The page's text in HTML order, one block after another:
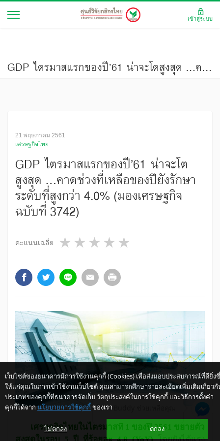
GDP ไตรมาสแรกของปี’61 น่าจะโตสูงสุด ...คาดช่วงที่เหลือของปียังรักษาระดับที่สูงกว่า 4.0% (มองเศรษฐกิจ ฉบับที่ 3742)
21 พฤษภาคม 2561
เศรษฐกิจไทย
GDP ไตรมาสแรกของปี’61 น่าจะโต
สูงสุด ...คาดช่วงที่เหลือของปียังรักษา
ระดับที่สูงกว่า 4.0% (มองเศรษฐกิจ
ฉบับที่ 3742)
คะแนนเฉลี่ย 4 stars
3 stars
2 stars
1 star
​เศรษฐกิจไทยในไตรมาสที่ 1 ของปี 2561 ขยายตัว
เว็บไซต์ของธนาคารมีการใช้งานคุกกี้ (Cookies) เพื่อส่งมอบประสบการณ์ที่ดียิ่ง
ให้แก่คุณในการเข้าใช้งานเว็บไซต์ คุณสามารถศึกษารายละเอียดเพิ่มเติมเกี่ยวกั
ประเภทของคุกกี้ที่ธนาคารจัดเก็บ วัตถุประสงค์ในการใช้คุกกี้ และวิธีการตั้งค่า
คุกกี้ได้จากนโยบายการใช้คุกกี้ ของเรา
ไม่ตกลง ตกลง
เข้าสู่ระบบ
ให้ K-Buddy ช่วยเหลือคุณ